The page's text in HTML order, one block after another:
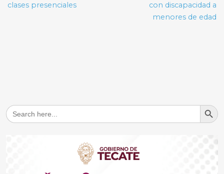
clases presenciales
con discapacidad a
menores de edad
Search
for:
Search